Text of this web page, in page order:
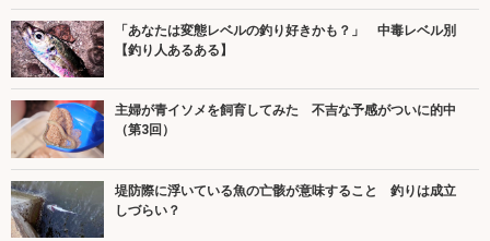
「あなたは変態レベルの釣り好きかも？」 中毒レベル別
【釣り人あるある】
主婦が青イソメを飼育してみた 不吉な予感がついに的中
（第3回）
堤防際に浮いている魚の亡骸が意味すること 釣りは成立
しづらい？